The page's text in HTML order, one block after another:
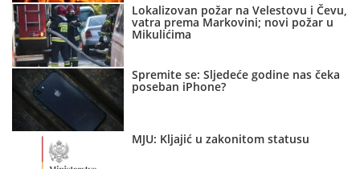
Lokalizovan požar na Velestovu i Čevu,
vatra prema Markovini; novi požar u
Mikulićima
Spremite se: Sljedeće godine nas čeka
poseban iPhone?
MJU: Kljajić u zakonitom statusu